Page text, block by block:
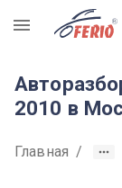
R
2010 в
Главная /